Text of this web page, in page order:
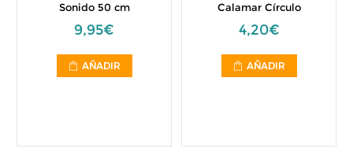
Sonido 50 cm
9,95€
AÑADIR
Calamar Círculo
4,20€
AÑADIR